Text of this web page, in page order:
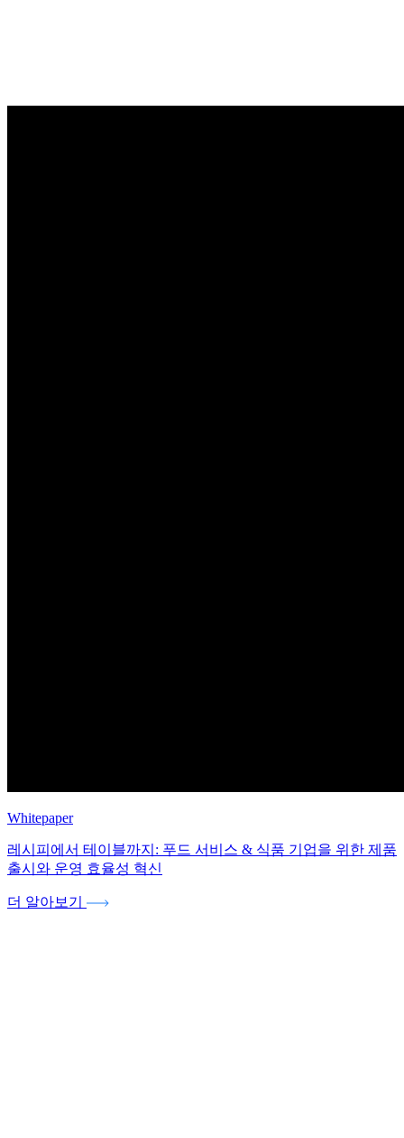
Whitepaper
레시피에서 테이블까지: 푸드 서비스 & 식품 기업을 위한 제품
출시와 운영 효율성 혁신
더 알아보기